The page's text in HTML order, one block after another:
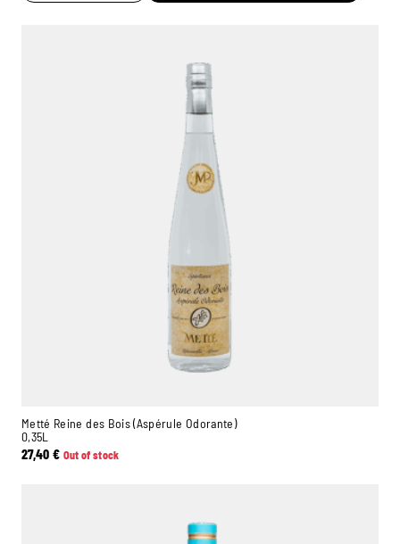
Metté Reine des Bois (Aspérule Odorante)
0,35L
27,40€ Out of stock